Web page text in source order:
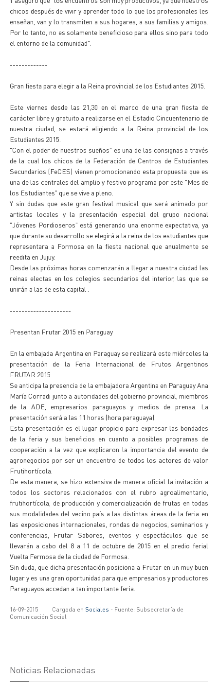
chicos después de vivir y aprender todo lo que los profesionales les
enseñan, van y lo transmiten a sus hogares, a sus familias y amigos.
Por lo tanto, no es solamente beneficioso para ellos sino para todo
el entorno de la comunidad".
-------------
Gran fiesta para elegir a la Reina provincial de los Estudiantes 2015.
Este viernes desde las 21,30 en el marco de una gran fiesta de
carácter libre y gratuito a realizarse en el Estadio Cincuentenario de
nuestra ciudad, se estará eligiendo a la Reina provincial de los
Estudiantes 2015.
"Con el poder de nuestros sueños" es una de las consignas a través
de la cual los chicos de la Federación de Centros de Estudiantes
Secundarios (FeCES) vienen promocionando esta propuesta que es
una de las centrales del amplio y festivo programa por este "Mes de
los Estudiantes" que se vive a pleno.
Y sin dudas que este gran festival musical que será animado por
artistas locales y la presentación especial del grupo nacional
"Jóvenes Pordioseros" está generando una enorme expectativa, ya
que durante su desarrollo se elegirá a la reina de los estudiantes que
representara a Formosa en la fiesta nacional que anualmente se
reedita en Jujuy.
Desde las próximas horas comenzarán a llegar a nuestra ciudad las
reinas electas en los colegios secundarios del interior, las que se
unirán a las de esta capital .
---------------------
Presentan Frutar 2015 en Paraguay
En la embajada Argentina en Paraguay se realizará este miércoles la
presentación de la Feria Internacional de Frutos Argentinos
FRUTAR 2015.
Se anticipa la presencia de la embajadora Argentina en Paraguay Ana
María Corradi junto a autoridades del gobierno provincial, miembros
de la ADE, empresarios paraguayos y medios de prensa. La
presentación será a las 11 horas (hora paraguaya).
Esta presentación es el lugar propicio para expresar las bondades
de la feria y sus beneficios en cuanto a posibles programas de
cooperación a la vez que explicaron la importancia del evento de
agronegocios por ser un encuentro de todos los actores de valor
Frutihortícola.
De esta manera, se hizo extensiva de manera oficial la invitación a
todos los sectores relacionados con el rubro agroalimentario,
frutihortícola, de producción y comercialización de frutas en todas
sus modalidades del vecino país a las distintas áreas de la feria en
las exposiciones internacionales, rondas de negocios, seminarios y
conferencias, Frutar Sabores, eventos y espectáculos que se
llevarán a cabo del 8 a 11 de octubre de 2015 en el predio ferial
Vuelta Fermosa de la ciudad de Formosa.
Sin duda, que dicha presentación posiciona a Frutar en un muy buen
lugar y es una gran oportunidad para que empresarios y productores
Paraguayos accedan a tan importante feria.
16-09-2015 | Cargada en Sociales - Fuente: Subsecretaría de
Comunicación Social
Noticias Relacionadas